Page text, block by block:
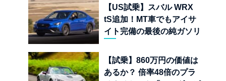
界
【US試乗】スバル WRX
tS追加！MT車でもアイサ
イト完備の最後の純ガソリ
【試乗】860万円の価値は
あるか？ 倍率48倍のプラ